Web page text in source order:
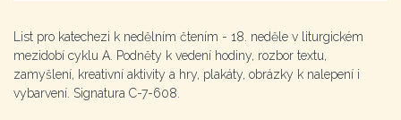
List pro katechezi k nedělním čtením - 18. neděle v liturgickém
mezidobí cyklu A. Podněty k vedení hodiny, rozbor textu,
zamyšlení, kreativní aktivity a hry, plakáty, obrázky k nalepení i
vybarvení. Signatura C-7-608.